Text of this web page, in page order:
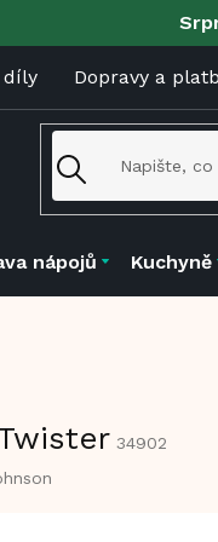
díly Dopravy a
nápojů Kuchyně
34902